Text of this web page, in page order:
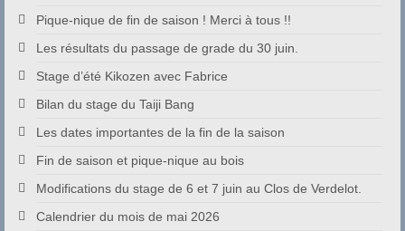
Pique-nique de fin de saison ! Merci à tous !!
Les résultats du passage de grade du 30 juin.
Stage d’été Kikozen avec Fabrice
Bilan du stage du Taiji Bang
Les dates importantes de la fin de la saison
Fin de saison et pique-nique au bois
Modifications du stage de 6 et 7 juin au Clos de Verdelot.
Calendrier du mois de mai 2026